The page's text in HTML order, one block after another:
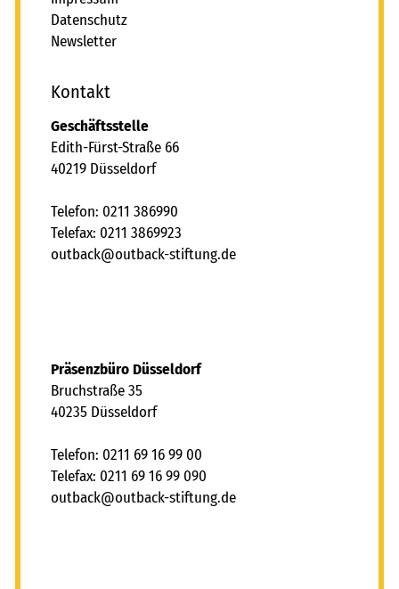
Datenschutz
Newsletter
Kontakt
Geschäftsstelle
Edith-Fürst-Straße 66
40219 Düsseldorf
Telefon: 0211 386990
Telefax: 0211 3869923
tb ck tb ck-stft ngd
Präsenzbüro Düsseldorf
Bruchstraße 35
40235 Düsseldorf
Telefon: 0211 69 16 99 00
Telefax: 0211 69 16 99 090
tb ck tb ck-stft ngd